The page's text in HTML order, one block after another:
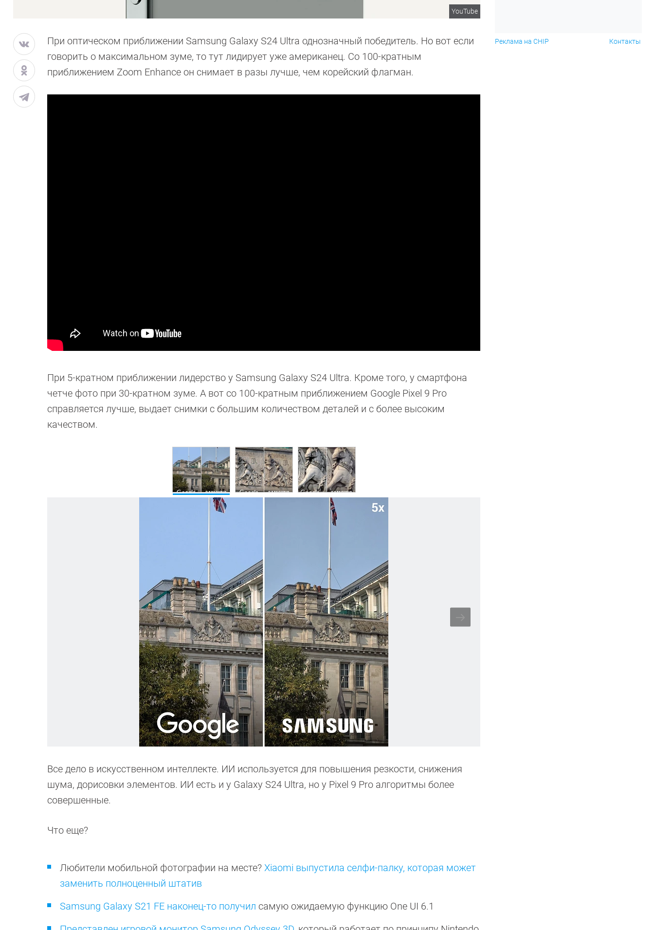
YouTube
При оптическом приближении Samsung Galaxy S24 Ultra однозначный победитель. Но вот если
говорить о максимальном зуме, то тут лидирует уже американец. Со 100-кратным
приближением Zoom Enhance он снимает в разы лучше, чем корейский флагман.
При 5-кратном приближении лидерство у Samsung Galaxy S24 Ultra. Кроме того, у смартфона
четче фото при 30-кратном зуме. А вот со 100-кратным приближением Google Pixel 9 Pro
справляется лучше, выдает снимки с большим количеством деталей и с более высоким
качеством.
Все дело в искусственном интеллекте. ИИ используется для повышения резкости, снижения
шума, дорисовки элементов. ИИ есть и у Galaxy S24 Ultra, но у Pixel 9 Pro алгоритмы более
совершенные.
Что еще?
Любители мобильной фотографии на месте? Xiaomi выпустила селфи-палку, которая может
заменить полноценный штатив
Samsung Galaxy S21 FE наконец-то получил самую ожидаемую функцию One UI 6.1
Реклама на CHIP Контакты